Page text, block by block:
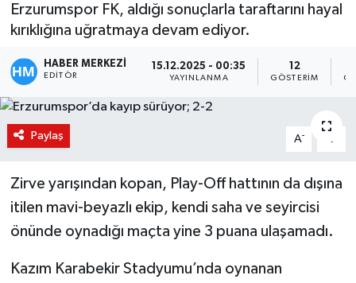
Erzurumspor FK, aldığı sonuçlarla taraftarını hayal
kırıklığına uğratmaya devam ediyor.
HABER MERKEZİ
EDITÖR
15.12.2025 - 00:35
YAYINLANMA
12
GÖSTERIM
Paylaş A- A
Zirve yarışından kopan, Play-Off hattının da dışına
itilen mavi-beyazlı ekip, kendi saha ve seyircisi
önünde oynadığı maçta yine 3 puana ulaşamadı.
Kazım Karabekir Stadyumu’nda oynanan
Emniyet
GENEL
Güncel
KÜLTÜR-SANAT
Magazin
Medya
Politika
Haber Arşivi